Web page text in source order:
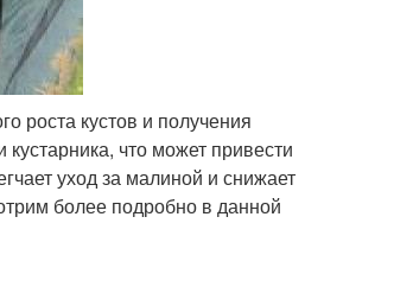
роста кустов и получения
что может привести
уход за малиной и снижает
более подробно в данной